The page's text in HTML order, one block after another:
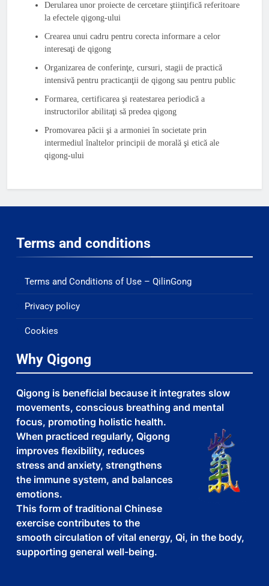
Derularea unor proiecte de cercetare ştiinţifică referitoare
la efectele qigong-ului
Crearea unui cadru pentru corecta informare a celor
interesaţi de qigong
Organizarea de conferinţe, cursuri, stagii de practică
intensivă pentru practicanţii de qigong sau pentru public
Formarea, certificarea şi reatestarea periodică a
instructorilor abilitaţi să predea qigong
Promovarea păcii şi a armoniei în societate prin
intermediul înaltelor principii de morală şi etică ale
qigong-ului
Terms and conditions
Terms and Conditions of Use – QilinGong
Privacy policy
Cookies
Why Qigong
Qigong is beneficial because it integrates slow
movements, conscious breathing and mental
focus, promoting holistic health.
When practiced regularly, Qigong
improves flexibility, reduces
stress and anxiety, strengthens
the immune system, and balances
emotions.
This form of traditional Chinese
exercise contributes to the
smooth circulation of vital energy, Qi, in the body,
supporting general well-being.